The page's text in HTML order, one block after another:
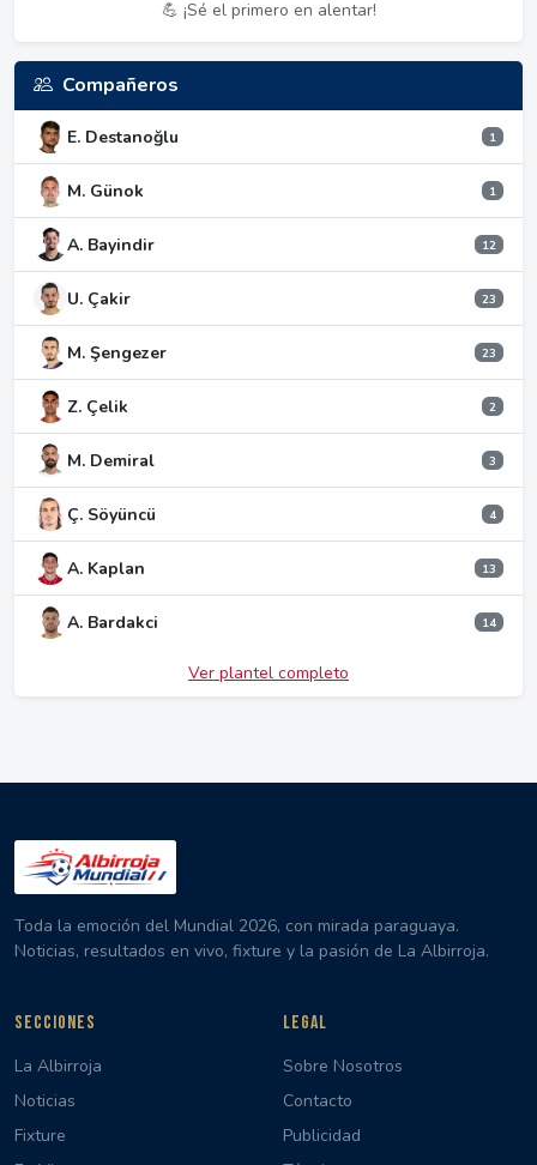
💪 ¡Sé el primero en alentar!
Compañeros
E. Destanoğlu 1
M. Günok 1
A. Bayindir 12
U. Çakir 23
M. Şengezer 23
Z. Çelik 2
M. Demiral 3
Ç. Söyüncü 4
A. Kaplan 13
A. Bardakci 14
Ver plantel completo
Toda la emoción del Mundial 2026, con mirada paraguaya.
Noticias, resultados en vivo, fixture y la pasión de La Albirroja.
SECCIONES
La Albirroja
Noticias
Fixture
LEGAL
Sobre Nosotros
Contacto
Publicidad